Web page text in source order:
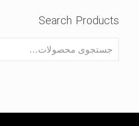
Search Products